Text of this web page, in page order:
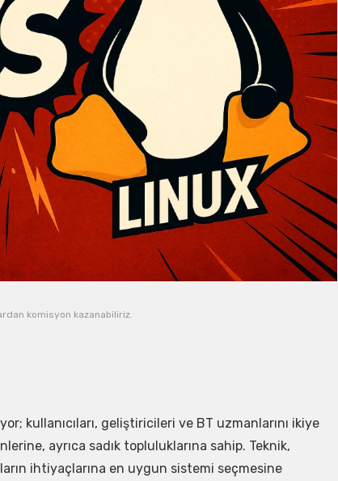
komisyon kazanabiliriz.
kullanıcıları, geliştiricileri ve BT uzmanlarını ikiye
ayrıca sadık topluluklarına sahip. Teknik,
ihtiyaçlarına en uygun sistemi seçmesine